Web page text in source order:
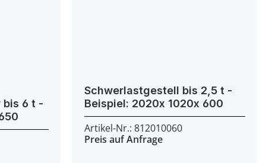
6 t -
1200x 970x 650
Schwerlastgestell bis 2,5 t -
Beispiel: 2020x 1020x 600
Artikel-Nr.: 812010060
Preis auf Anfrage